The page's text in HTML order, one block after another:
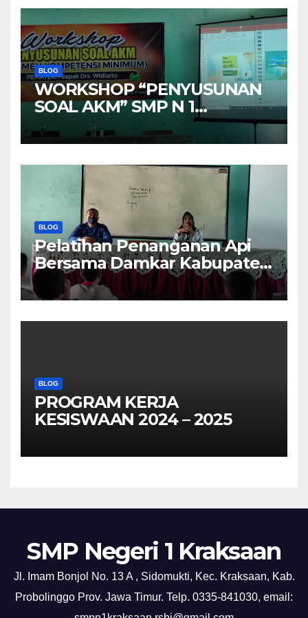
BLOG
WORKSHOP “PENYUSUNAN
SOAL AKM” SMP N 1
KRAKSAAN
BLOG
Pelatihan Penanganan Api
Bersama Damkar Kabupaten
Probolinggo
BLOG
PROGRAM KERJA
KESISWAAN 2024 – 2025
SMP Negeri 1 Kraksaan
Jl. Imam Bonjol No. 13 A , Sidomukti, Kec. Kraksaan, Kab.
Probolinggo Prov. Jawa Timur. Telp. 0335-841030, email: